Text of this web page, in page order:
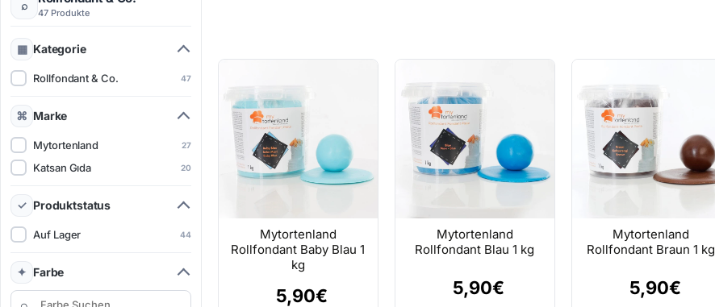
47 Produkte
Kategorie
Rollfondant & Co. 47
Marke
Mytortenland 27
Katsan Gıda 20
Produktstatus
Auf Lager 44
Farbe
Mytortenland
Rollfondant Baby Blau 1
kg
5,90€
Mytortenland
Rollfondant Blau 1 kg
5,90€
Mytortenland
Rollfondant Braun 1 kg
5,90€